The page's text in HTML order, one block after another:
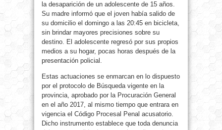
la desaparición de un adolescente de 15 años.
Su madre informó que el joven había salido de
su domicilio el domingo a las 20:45 en bicicleta,
sin brindar mayores precisiones sobre su
destino. El adolescente regresó por sus propios
medios a su hogar, pocas horas después de la
presentación policial.
Estas actuaciones se enmarcan en lo dispuesto
por el protocolo de Búsqueda vigente en la
provincia, aprobado por la Procuración General
en el año 2017, al mismo tiempo que entrara en
vigencia el Código Procesal Penal acusatorio.
Dicho instrumento establece que toda denuncia